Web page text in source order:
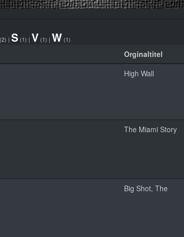
(2) | S (1) | V (1) | W (1)
Orginaltitel
High Wall
The Miami Story
Big Shot, The